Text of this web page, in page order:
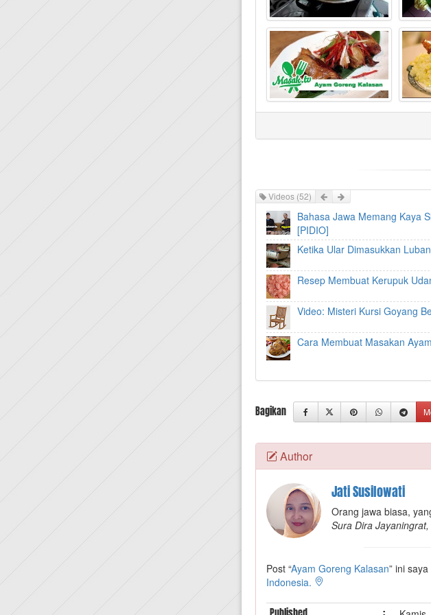
Videos (52) Prev
Bahasa Jawa Memang Kaya
[PIDIO]
Ketika Ular Dimasukkan
Resep Membuat Kerupuk
Video: Misteri Kursi Goyang
Cara Membuat Masakan
Bagikan
Author
Jati Susilowati
Orang jawa biasa,
Sura Dira Jayaningrat,
Post “Ayam Goreng Kalasan” ini
Indonesia.